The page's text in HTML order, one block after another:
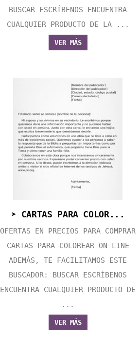
BUSCAR ESCRÍBENOS ENCUENTRA
CUALQUIER PRODUCTO DE LA ...
VER MÁS
➤ CARTAS PARA COLOR...
OFERTAS EN PRECIOS PARA COMPRAR
CARTAS PARA COLOREAR ON-LINE
ADEMÁS, TE FACILITAMOS ESTE
BUSCADOR: BUSCAR ESCRÍBENOS
ENCUENTRA CUALQUIER PRODUCTO DE
...
VER MÁS